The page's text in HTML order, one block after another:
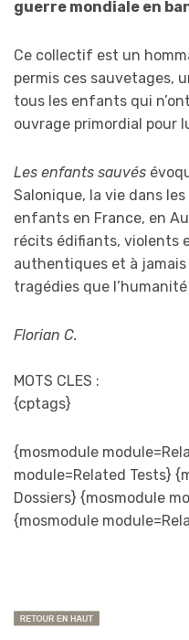
guerre mondiale en
Ce collectif est un
permis ces sauvetages,
tous les enfants qui
ouvrage primordial pour
Les enfants sauvés
Salonique, la vie dans
enfants en France, en
récits édifiants, violents
authentiques et à jamais
tragédies que
Florian C.
MOTS CLES :
{cptags}
{mosmodule
module=Related Tests}
Dossiers} {mosmodule
{mosmodule